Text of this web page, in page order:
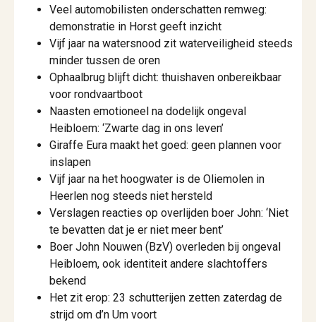
Veel automobilisten onderschatten remweg:
demonstratie in Horst geeft inzicht
Vijf jaar na watersnood zit waterveiligheid steeds
minder tussen de oren
Ophaalbrug blijft dicht: thuishaven onbereikbaar
voor rondvaartboot
Naasten emotioneel na dodelijk ongeval
Heibloem: ‘Zwarte dag in ons leven’
Giraffe Eura maakt het goed: geen plannen voor
inslapen
Vijf jaar na het hoogwater is de Oliemolen in
Heerlen nog steeds niet hersteld
Verslagen reacties op overlijden boer John: ‘Niet
te bevatten dat je er niet meer bent’
Boer John Nouwen (BzV) overleden bij ongeval
Heibloem, ook identiteit andere slachtoffers
bekend
Het zit erop: 23 schutterijen zetten zaterdag de
strijd om d’n Um voort